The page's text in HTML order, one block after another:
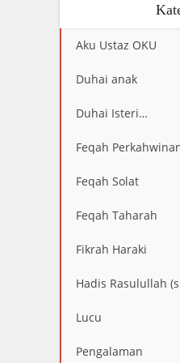
Aku Ustaz OKU
Duhai anak
Duhai Isteri…
Feqah
Feqah Solat
Feqah Taharah
Fikrah Haraki
Hadis Rasulullah
Lucu
Pengalaman